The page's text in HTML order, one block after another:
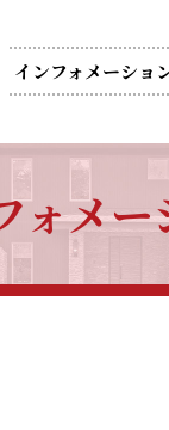
インフォメーショ
ォメー